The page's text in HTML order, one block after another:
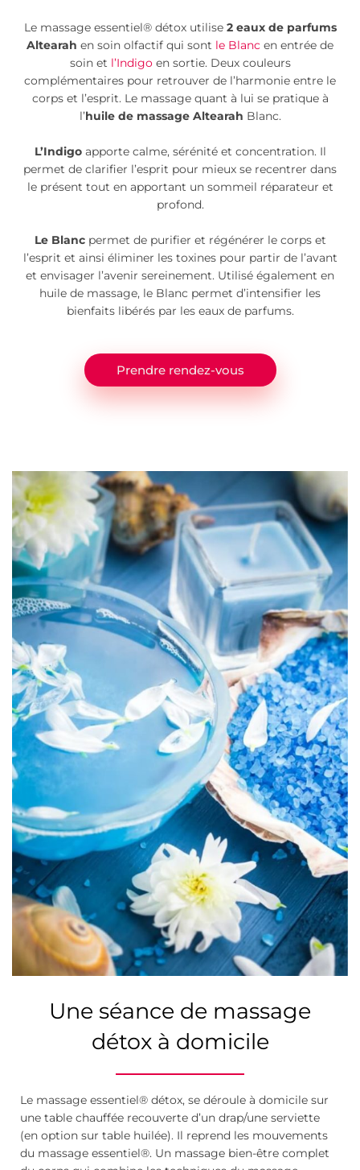
Le massage essentiel® détox utilise 2 eaux de parfums
Altearah en soin olfactif qui sont le Blanc en entrée de
soin et l’Indigoen sortie. Deux couleurs
complémentaires pour retrouver de l’harmonie entre le
corps et l’esprit. Le massage quant à lui se pratique à
l’huile de massage Altearah Blanc.
L’Indigoapporte calme, sérénité et concentration. Il
permet de clarifier l’esprit pour mieux se recentrer dans
le présent tout en apportant un sommeil réparateur et
profond.
Le Blancpermet de purifier et régénérer le corps et
l’esprit et ainsi éliminer les toxines pour partir de l’avant
et envisager l’avenir sereinement. Utilisé également en
huile de massage, le Blanc permet d’intensifier les
bienfaits libérés par les eaux de parfums.
Prendre rendez-vous
Une séance de massage
détox à domicile
Le massage essentiel® détox, se déroule à domicile sur
une table chauffée recouverte d’un drap/une serviette
(en option sur table huilée). Il reprend les mouvements
du massage essentiel®. Un massage bien-être complet